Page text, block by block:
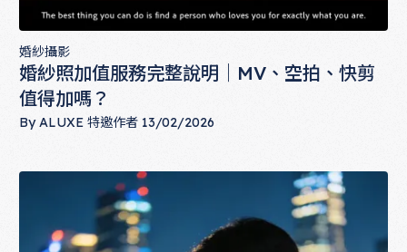
婚紗攝影
婚紗照加值服務完整說明｜MV、空拍、快剪
值得加嗎？
ByALUXE 特邀作者 13/02/2026